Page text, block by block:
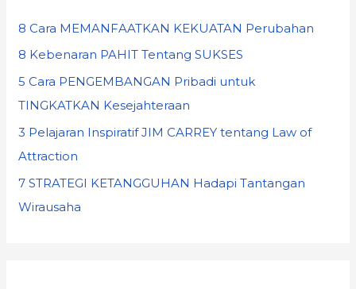
8 Cara MEMANFAATKAN KEKUATAN Perubahan
8 Kebenaran PAHIT Tentang SUKSES
5 Cara PENGEMBANGAN Pribadi untuk
TINGKATKAN Kesejahteraan
3 Pelajaran Inspiratif JIM CARREY tentang Law of
Attraction
7 STRATEGI KETANGGUHAN Hadapi Tantangan
Wirausaha